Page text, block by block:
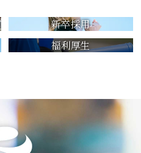
新卒採用
福利厚生